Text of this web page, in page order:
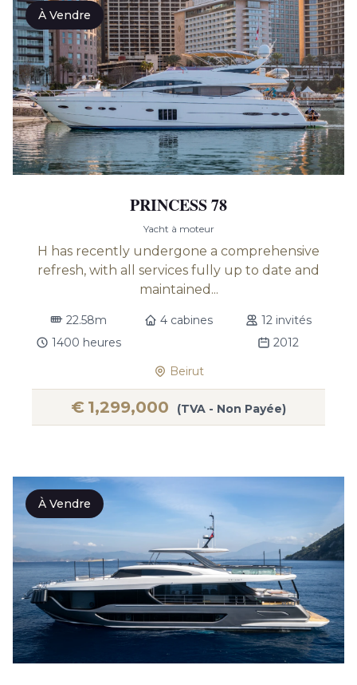
À Vendre
PRINCESS 78
Yacht à moteur
H has recently undergone a comprehensive
refresh, with all services fully up to date and
maintained...
22.58m 4 cabines
12 invités
1400 heures
2012
Beirut
€ 1,299,000 (TVA - Non Payée)
À Vendre